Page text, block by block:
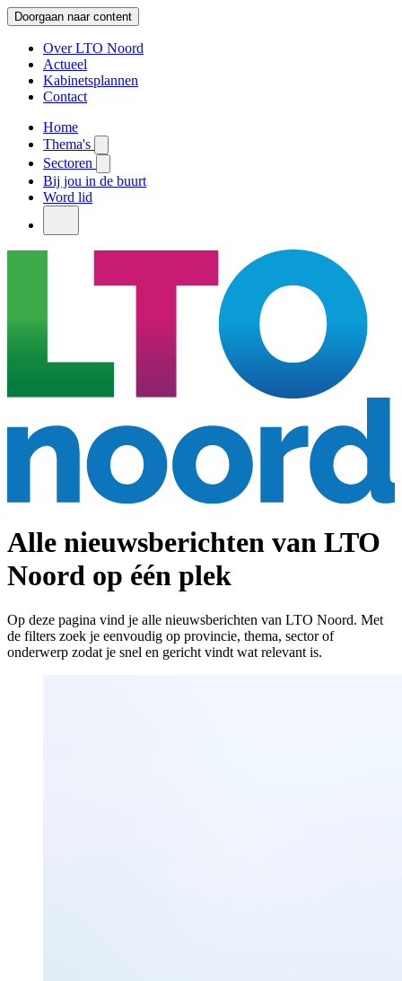
Doorgaan naar content
Over LTO Noord
Actueel
Kabinetsplannen
Contact
Home
Thema's
Sectoren
Bij jou in de buurt
Word lid
Alle nieuwsberichten van LTO
Noord op één plek
Op deze pagina vind je alle nieuwsberichten van LTO Noord. Met
de filters zoek je eenvoudig op provincie, thema, sector of
onderwerp zodat je snel en gericht vindt wat relevant is.